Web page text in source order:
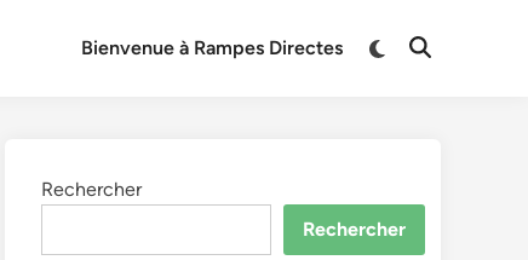
Bienvenue à Rampes Directes
Switch
Open
Rechercher
Rechercher